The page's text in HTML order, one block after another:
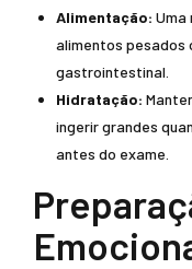
Alimentação: Uma
alimentos pesados
gastrointestinal.
Hidratação:
ingerir grandes
antes do exame.